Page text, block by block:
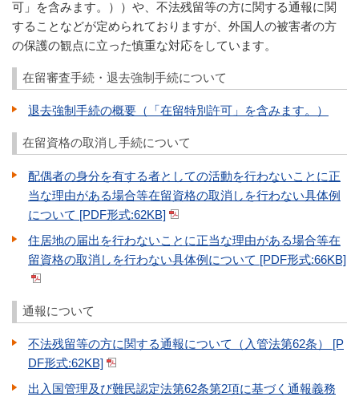
可」を含みます。））や、不法残留等の方に関する通報に関
することなどが定められておりますが、外国人の被害者の方
の保護の観点に立った慎重な対応をしています。
在留審査手続・退去強制手続について
退去強制手続の概要（「在留特別許可」を含みます。）
在留資格の取消し手続について
配偶者の身分を有する者としての活動を行わないことに正
当な理由がある場合等在留資格の取消しを行わない具体例
について [PDF形式:62KB]
住居地の届出を行わないことに正当な理由がある場合等在
留資格の取消しを行わない具体例について [PDF形式:66KB]
通報について
不法残留等の方に関する通報について（入管法第62条） [P
DF形式:62KB]
出入国管理及び難民認定法第62条第2項に基づく通報義務